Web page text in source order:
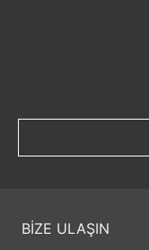
BİZE ULAŞIN